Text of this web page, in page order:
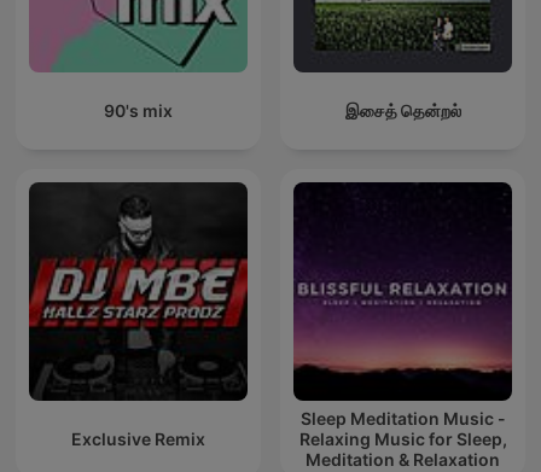
90's mix இசைத் தென்றல்
Exclusive Remix
Sleep Meditation Music -
Relaxing Music for Sleep,
Meditation & Relaxation